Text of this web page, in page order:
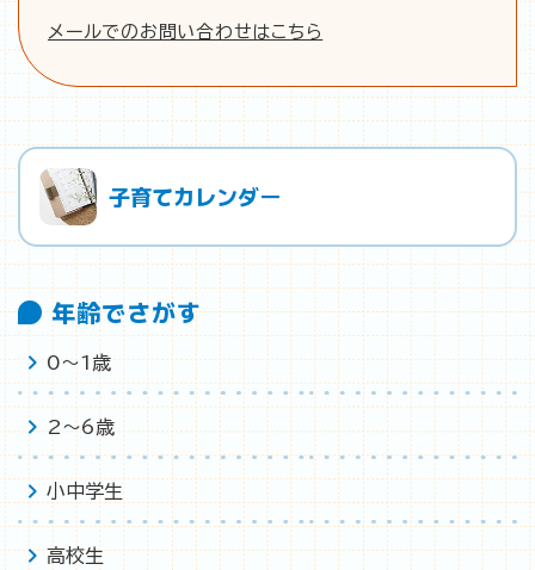
メールでのお問い合わせはこちら
子育てカレンダー
年齢でさがす
0〜1歳
2〜6歳
小中学生
高校生